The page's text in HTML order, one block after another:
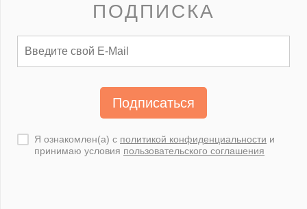
ПОДПИСКА
Подписаться
Я ознакомлен(а) с политикой конфиденциальности и
принимаю условия пользовательского соглашения